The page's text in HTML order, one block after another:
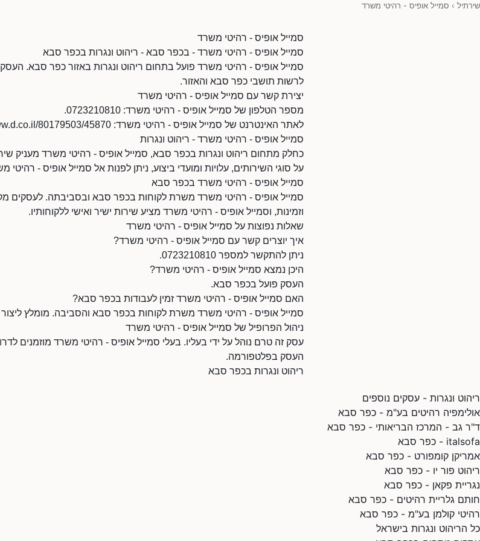
שירתיל › סמייל אופיס - רהיטי משרד
סמייל אופיס - רהיטי משרד
סמייל אופיס - רהיטי משרד - בכפר סבא - ריהוט ונגרות בכפר סבא
סמייל אופיס - רהיטי משרד פועל בתחום ריהוט ונגרות באזור כפר סבא. העסק
לרשות תושבי כפר סבא והאזור.
יצירת קשר עם סמייל אופיס - רהיטי משרד
מספר הטלפון של סמייל אופיס - רהיטי משרד: 0723210810.
לאתר האינטרנט של סמייל אופיס - רהיטי משרד: https://www.d.co.il/80179503/45870/
סמייל אופיס - רהיטי משרד - ריהוט ונגרות
כחלק מתחום ריהוט ונגרות בכפר סבא, סמייל אופיס - רהיטי משרד מעניק
על סוגי השירותים, עלויות ומועדי ביצוע, ניתן לפנות אל סמייל אופיס - רהיטי
סמייל אופיס - רהיטי משרד בכפר סבא
סמייל אופיס - רהיטי משרד משרת לקוחות בכפר סבא ובסביבתה. לעסקים
וזמינות, וסמייל אופיס - רהיטי משרד מציע שירות ישיר ואישי ללקוחותיו.
שאלות נפוצות על סמייל אופיס - רהיטי משרד
איך יוצרים קשר עם סמייל אופיס - רהיטי משרד?
ניתן להתקשר למספר 0723210810.
היכן נמצא סמייל אופיס - רהיטי משרד?
העסק פועל בכפר סבא.
האם סמייל אופיס - רהיטי משרד זמין לעבודות בכפר סבא?
סמייל אופיס - רהיטי משרד משרת לקוחות בכפר סבא והסביבה. מומלץ ליצור
ניהול הפרופיל של סמייל אופיס - רהיטי משרד
עסק זה טרם נוהל על ידי בעליו. בעלי סמייל אופיס - רהיטי משרד מוזמנים
העסק בפלטפורמה.
ריהוט ונגרות בכפר סבא
ריהוט ונגרות - עסקים נוספים
אולימפיה רהיטים בע"מ - כפר סבא
ד"ר גב - המרכז הבריאותי - כפר סבא
italsofa - כפר סבא
אמריקן קומפורט - כפר סבא
ריהוט פור יו - כפר סבא
נגריית פקאן - כפר סבא
חותם גלריית רהיטים - כפר סבא
רהיטי קולמן בע"מ - כפר סבא
כל הריהוט ונגרות בישראל